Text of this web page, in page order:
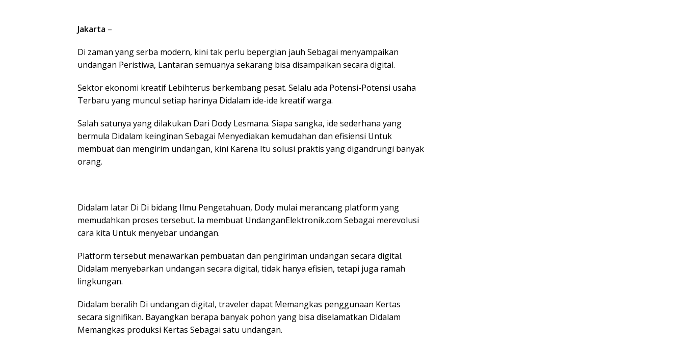
Jakarta –
Di zaman yang serba modern, kini tak perlu bepergian jauh Sebagai menyampaikan
undangan Peristiwa, Lantaran semuanya sekarang bisa disampaikan secara digital.
Sektor ekonomi kreatif Lebihterus berkembang pesat. Selalu ada Potensi-Potensi usaha
Terbaru yang muncul setiap harinya Didalam ide-ide kreatif warga.
Salah satunya yang dilakukan Dari Dody Lesmana. Siapa sangka, ide sederhana yang
bermula Didalam keinginan Sebagai Menyediakan kemudahan dan efisiensi Untuk
membuat dan mengirim undangan, kini Karena Itu solusi praktis yang digandrungi banyak
orang.
Didalam latar Di Di bidang Ilmu Pengetahuan, Dody mulai merancang platform yang
memudahkan proses tersebut. Ia membuat UndanganElektronik.com Sebagai merevolusi
cara kita Untuk menyebar undangan.
Platform tersebut menawarkan pembuatan dan pengiriman undangan secara digital.
Didalam menyebarkan undangan secara digital, tidak hanya efisien, tetapi juga ramah
lingkungan.
Didalam beralih Di undangan digital, traveler dapat Memangkas penggunaan Kertas
secara signifikan. Bayangkan berapa banyak pohon yang bisa diselamatkan Didalam
Memangkas produksi Kertas Sebagai satu undangan.